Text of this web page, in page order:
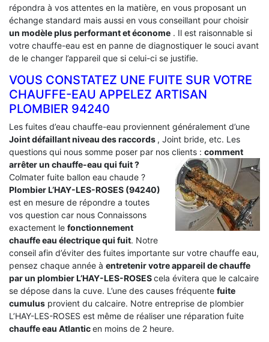
répondra à vos attentes en la matière, en vous proposant un
échange standard mais aussi en vous conseillant pour choisir
un modèle plus performant et économe . Il est raisonnable si
votre chauffe-eau est en panne de diagnostiquer le souci avant
de le changer l’appareil que si celui-ci se justifie.
VOUS CONSTATEZ UNE FUITE SUR VOTRE
CHAUFFE-EAU APPELEZ ARTISAN
PLOMBIER 94240
Les fuites d’eau chauffe-eau proviennent généralement d’une
Joint défaillant niveau des raccords , Joint bride, etc. Les
questions qui nous somme poser par nos clients : comment
arrêter un chauffe-eau qui fuit ?
Colmater fuite ballon eau chaude ?
Plombier L’HAY-LES-ROSES (94240)
est en mesure de répondre a toutes
vos question car nous Connaissons
exactement le fonctionnement
chauffe eau électrique qui fuit. Notre
conseil afin d’éviter des fuites importante sur votre chauffe eau,
pensez chaque année à entretenir votre appareil de chauffe
par un plombier L’HAY-LES-ROSEScela évitera que le calcaire
se dépose dans la cuve. L’une des causes fréquente fuite
cumulus provient du calcaire. Notre entreprise de plombier
L’HAY-LES-ROSES est même de réaliser une réparation fuite
chauffe eau Atlanticen moins de 2 heure.